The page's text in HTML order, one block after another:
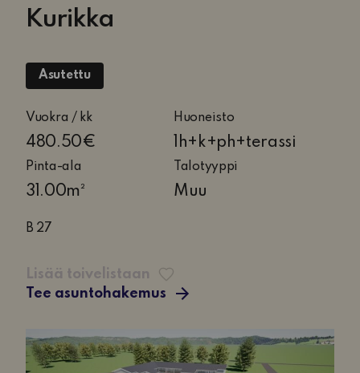
Kurikka
Asutettu
Vuokra / kk
480.50€
Huoneisto
1h+k+ph+terassi
1
huone,
pesuhuone
ja
Pinta-ala
31.00m²
Talotyyppi
Muu
B 27
Lisää toivelistaan
Tee asuntohakemus